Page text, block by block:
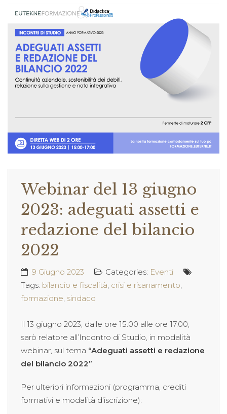
Webinar del 13 giugno
2023: adeguati assetti e
redazione del bilancio
2022
9 Giugno 2023 Categories: Eventi
Tags: bilancio e fiscalità crisi e risanamento
formazione sindaco
Il 13 giugno 2023, dalle ore 15.00 alle ore 17.00,
sarò relatore all’Incontro di Studio, in modalità
webinar, sul tema “Adeguati assetti e redazione
del bilancio 2022”
Per ulteriori informazioni (programma, crediti
formativi e modalità d’iscrizione):